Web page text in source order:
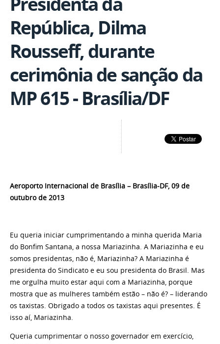
República, Dilma
Rousseff, durante
cerimônia de sanção da
MP 615 - Brasília/DF
Aeroporto Internacional de Brasília – Brasília-DF, 09 de
outubro de 2013
Eu queria iniciar cumprimentando a minha querida Maria
do Bonfim Santana, a nossa Mariazinha. A Mariazinha e eu
somos presidentas, não é, Mariazinha? A Mariazinha é
presidenta do Sindicato e eu sou presidenta do Brasil. Mas
me orgulha muito estar aqui com a Mariazinha, porque
mostra que as mulheres também estão – não é? – liderando
os taxistas. Obrigado a todos os taxistas aqui presentes. É
isso aí, Mariazinha.
Queria cumprimentar o nosso governador em exercício,